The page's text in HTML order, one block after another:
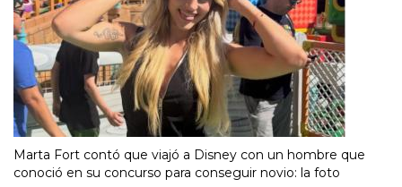
Marta Fort contó que viajó a Disney con un hombre que
conoció en su concurso para conseguir novio: la foto